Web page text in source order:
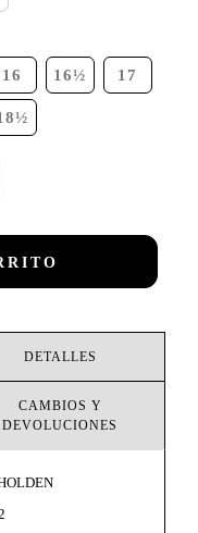
16 16½ 17
DETALLES
CAMBIOS Y
DEVOLUCIONES